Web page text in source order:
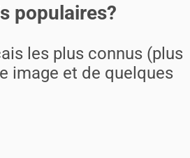
populaires?
les plus connus (plus
image et de quelques